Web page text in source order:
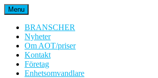
Hoppa
till
innehåll
Menu
BRANSCHER
Nyheter
Om AOT/priser
Kontakt
Företag
Enhetsomvandlare